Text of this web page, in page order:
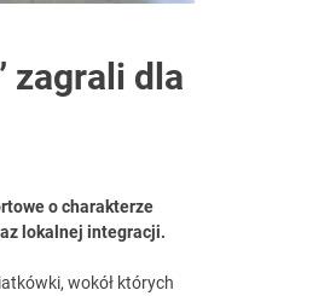
zagrali dla
o charakterze
lokalnej integracji.
wokół których